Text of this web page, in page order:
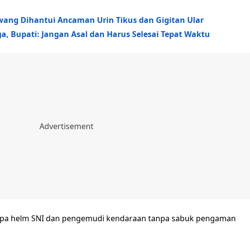
Dihantui Ancaman Urin Tikus dan Gigitan Ular
Bupati: Jangan Asal dan Harus Selesai Tepat Waktu
helm SNI dan pengemudi kendaraan tanpa sabuk pengaman